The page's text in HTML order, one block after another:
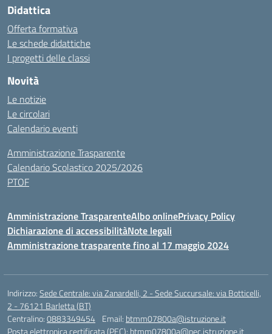
Didattica
Offerta formativa
Le schede didattiche
I progetti delle classi
Novità
Le notizie
Le circolari
Calendario eventi
Amministrazione Trasparente
Calendario Scolastico 2025/2026
PTOF
Amministrazione TrasparenteAlbo onlinePrivacy Policy
Dichiarazione di accessibilitàNote legali
Amministrazione trasparente fino al 17 maggio 2024
Indirizzo:Sede Centrale: via Zanardelli, 2 - Sede Succursale: via Botticelli,
2 - 76121 Barletta (BT)
Centralino:0883349454 Email: btmm07800a@istruzione.it
Posta elettronica certificata (PEC): btmm07800a@pec.istruzione.it